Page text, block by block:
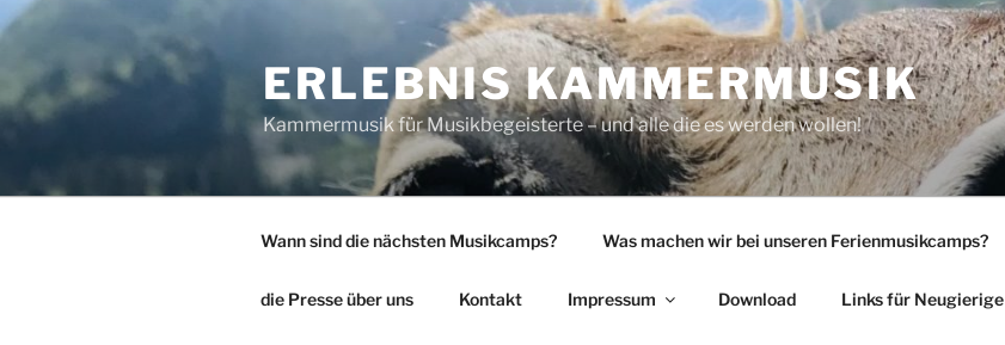
Zum
Inhalt
springen
ERLEBNIS KAMMERMUSIK
Kammermusik für Musikbegeisterte – und alle die es werden wollen!
Wann sind die nächsten Musikcamps? Was machen wir bei unseren Ferienmusikcamps?
die Presse über uns Kontakt Impressum Download Links für Neugierige